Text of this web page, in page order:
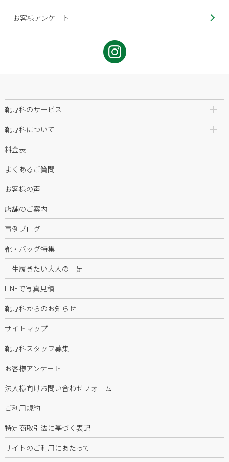
お客様アンケート
靴専科のサービス
靴専科について
料金表
よくあるご質問
お客様の声
店舗のご案内
事例ブログ
靴・バッグ特集
一生履きたい大人の一足
LINEで写真見積
靴専科からのお知らせ
サイトマップ
靴専科スタッフ募集
お客様アンケート
法人様向けお問い合わせフォーム
ご利用規約
特定商取引法に基づく表記
サイトのご利用にあたって